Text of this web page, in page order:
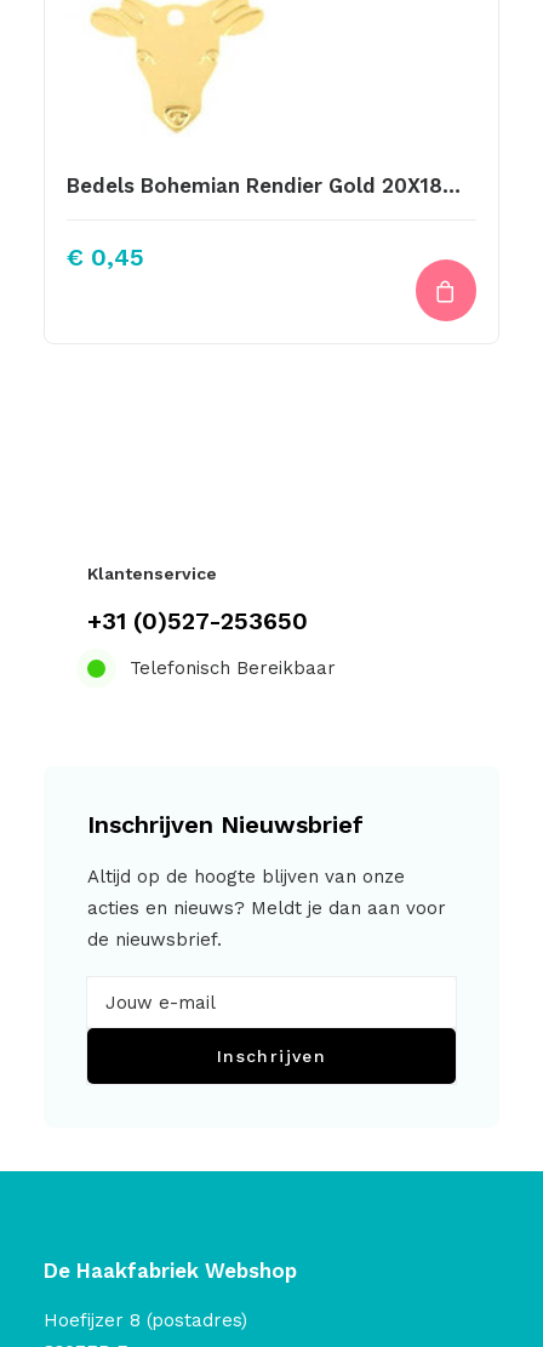
Bedels Bohemian Rendier Gold 20X18mm
€ 0,45
Klantenservice
+31 (0)527-253650
Telefonisch Bereikbaar
Inschrijven Nieuwsbrief
Altijd op de hoogte blijven van onze
acties en nieuws? Meldt je dan aan voor
de nieuwsbrief.
Inschrijven
De Haakfabriek Webshop
Hoefijzer 8 (postadres)